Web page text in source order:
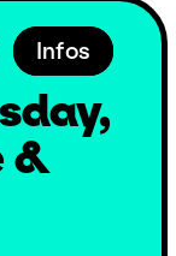
Infos
&